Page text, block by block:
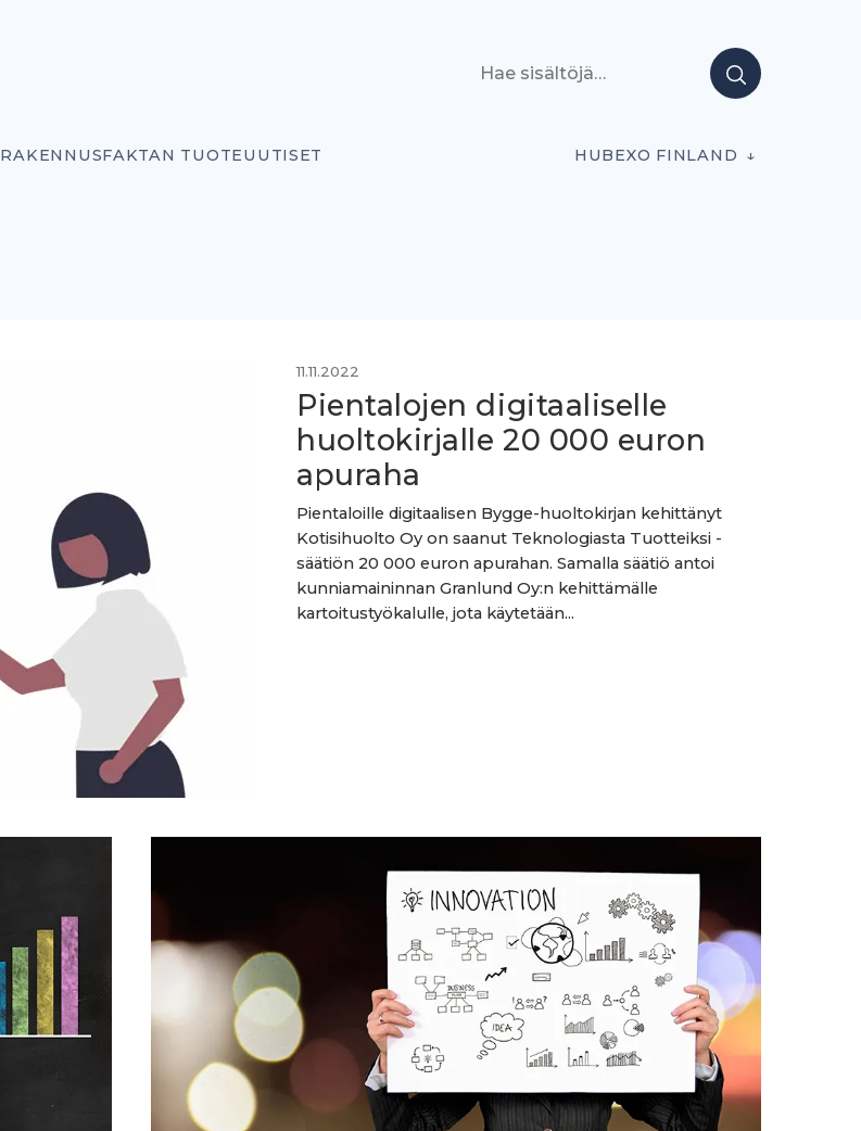
RAKENNUSFAKTAN TUOTEUUTISET HUBEXO FINLAND
11.11.2022
Pientalojen digitaaliselle
huoltokirjalle 20 000 euron
apuraha
Pientaloille digitaalisen Bygge-huoltokirjan kehittänyt
Kotisihuolto Oy on saanut Teknologiasta Tuotteiksi -
säätiön 20 000 euron apurahan. Samalla säätiö antoi
kunniamaininnan Granlund Oy:n kehittämälle
kartoitustyökalulle, jota käytetään...